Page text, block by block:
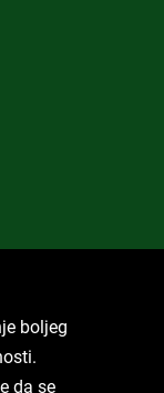
boljeg
da se